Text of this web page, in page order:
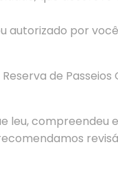
autorizado por
de Passeios
leu, compreendeu e